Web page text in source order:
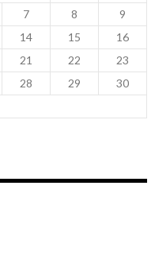
7 8
9
14 15
16
21 22
23
28 29
30